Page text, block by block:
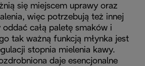
się miejscem uprawy oraz
więc potrzebują też innej
całą paletę smaków i
tak ważną funkcją młynka jest
stopnia mielenia kawy.
daje esencjonalne